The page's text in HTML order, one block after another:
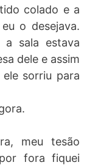
colado e a
o desejava.
a sala estava
dele e assim
sorriu para
meu tesão
fora fiquei